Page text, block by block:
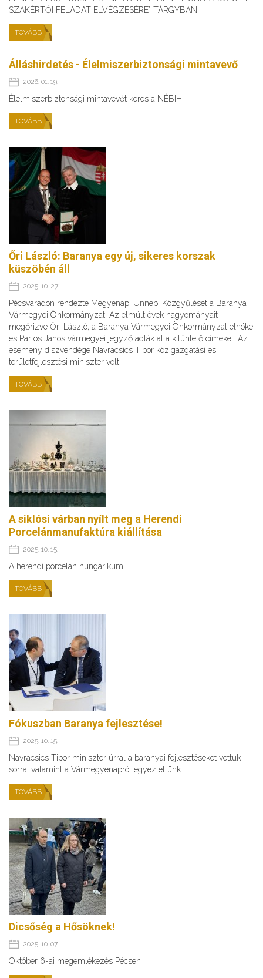
SZAKÉRTŐI FELADAT ELVÉGZÉSÉRE” TÁRGYBAN
TOVÁBB
Álláshirdetés - Élelmiszerbiztonsági mintavevő
2026. 01. 19.
Élelmiszerbiztonsági mintavevőt keres a NÉBIH
TOVÁBB
Őri László: Baranya egy új, sikeres korszak
küszöbén áll
2025. 10. 27.
Pécsváradon rendezte Megyenapi Ünnepi Közgyűlését a Baranya
Vármegyei Önkormányzat. Az elmúlt évek hagyományait
megőrizve Őri László, a Baranya Vármegyei Önkormányzat elnöke
és Partos János vármegyei jegyző adták át a kitüntető címeket. Az
esemény díszvendége Navracsics Tibor közigazgatási és
területfejlesztési miniszter volt.
TOVÁBB
A siklósi várban nyílt meg a Herendi
Porcelánmanufaktúra kiállítása
2025. 10. 15.
A herendi porcelán hungarikum.
TOVÁBB
Fókuszban Baranya fejlesztése!
2025. 10. 15.
Navracsics Tibor miniszter úrral a baranyai fejlesztéseket vettük
sorra, valamint a Vármegyenapról egyeztettünk.
TOVÁBB
Dicsőség a Hősöknek!
2025. 10. 07.
Október 6-ai megemlékezés Pécsen